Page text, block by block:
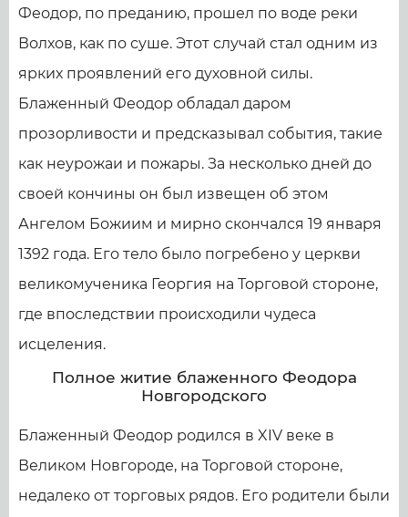
Феодор, по преданию, прошел по воде реки
Волхов, как по суше. Этот случай стал одним из
ярких проявлений его духовной силы.
Блаженный Феодор обладал даром
прозорливости и предсказывал события, такие
как неурожаи и пожары. За несколько дней до
своей кончины он был извещен об этом
Ангелом Божиим и мирно скончался 19 января
1392 года. Его тело было погребено у церкви
великомученика Георгия на Торговой стороне,
где впоследствии происходили чудеса
исцеления.
Полное житие блаженного Феодора
Новгородского
Блаженный Феодор родился в XIV веке в
Великом Новгороде, на Торговой стороне,
недалеко от торговых рядов. Его родители были